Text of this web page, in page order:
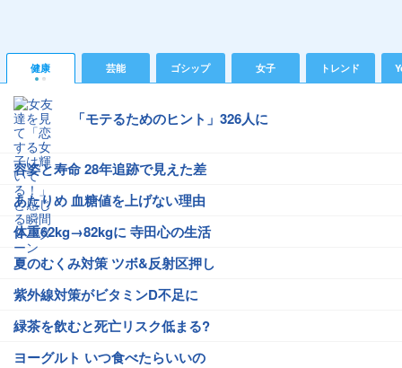
健康 芸能 ゴシップ 女子 トレンド
「モテるためのヒント」326人に
容姿と寿命 28年追跡で見えた差
あたりめ 血糖値を上げない理由
体重62kg→82kgに 寺田心の生活
夏のむくみ対策 ツボ&反射区押し
紫外線対策がビタミンD不足に
緑茶を飲むと死亡リスク低まる?
ヨーグルト いつ食べたらいいの